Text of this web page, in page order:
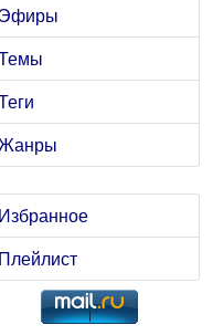
Эфиры
Избранное
Плейлист